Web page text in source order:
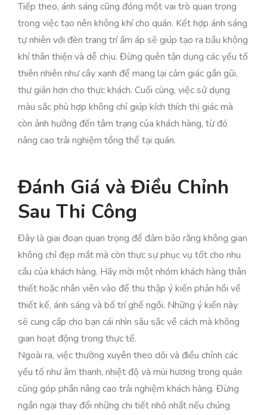
Tiếp theo, ánh sáng cũng đóng một vai trò quan trọng
trong việc tạo nên không khí cho quán. Kết hợp ánh sáng
tự nhiên với đèn trang trí ấm áp sẽ giúp tạo ra bầu không
khí thân thiện và dễ chịu. Đừng quên tận dụng các yếu tố
thiên nhiên như cây xanh để mang lại cảm giác gần gũi,
thư giãn hơn cho thực khách. Cuối cùng, việc sử dụng
màu sắc phù hợp không chỉ giúp kích thích thị giác mà
còn ảnh hưởng đến tâm trạng của khách hàng, từ đó
nâng cao trải nghiệm tổng thể tại quán.
Đánh Giá và Điều Chỉnh
Sau Thi Công
Đây là giai đoạn quan trọng để đảm bảo rằng không gian
không chỉ đẹp mắt mà còn thực sự phục vụ tốt cho nhu
cầu của khách hàng. Hãy mời một nhóm khách hàng thân
thiết hoặc nhân viên vào để thu thập ý kiến phản hồi về
thiết kế, ánh sáng và bố trí ghế ngồi. Những ý kiến này
sẽ cung cấp cho bạn cái nhìn sâu sắc về cách mà không
gian hoạt động trong thực tế.
Ngoài ra, việc thường xuyên theo dõi và điều chỉnh các
yếu tố như âm thanh, nhiệt độ và mùi hương trong quán
cũng góp phần nâng cao trải nghiệm khách hàng. Đừng
ngần ngại thay đổi những chi tiết nhỏ nhất nếu chúng